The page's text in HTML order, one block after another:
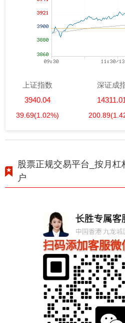
上证指数
3940.04
39.69(1.02%)
深证成
200.89
股票正规交易平台_按月
户